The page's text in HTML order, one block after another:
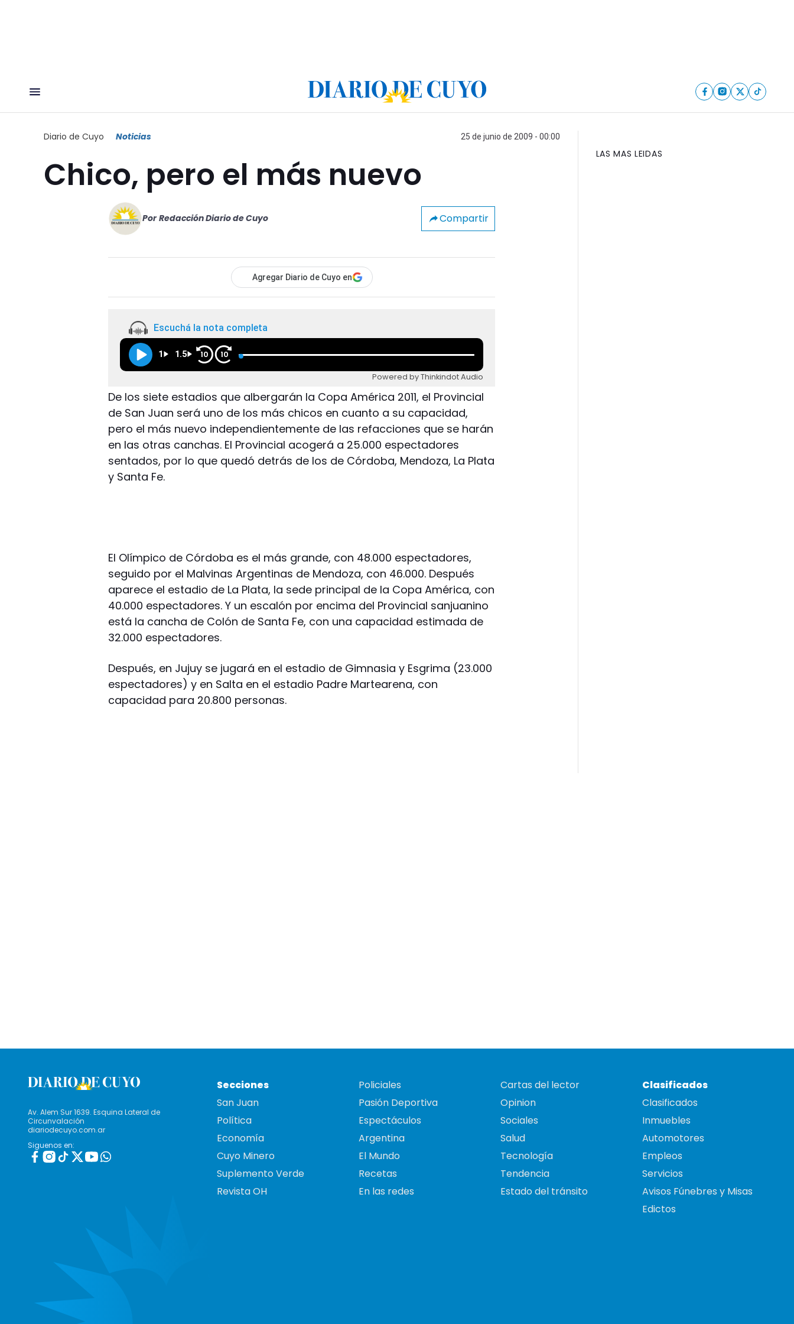
Diario de Cuyo Noticias 25 de junio de 2009 - 00:00
Chico, pero el más nuevo
Por Redacción Diario de Cuyo Compartir
Agregar Diario de Cuyo en
Escuchá la nota completa
1 1.5 10 10
Powered by Thinkindot Audio
De los siete estadios que albergarán la Copa América 2011, el Provincial
de San Juan será uno de los más chicos en cuanto a su capacidad,
pero el más nuevo independientemente de las refacciones que se harán
en las otras canchas. El Provincial acogerá a 25.000 espectadores
sentados, por lo que quedó detrás de los de Córdoba, Mendoza, La Plata
y Santa Fe.
El Olímpico de Córdoba es el más grande, con 48.000 espectadores,
seguido por el Malvinas Argentinas de Mendoza, con 46.000. Después
aparece el estadio de La Plata, la sede principal de la Copa América, con
40.000 espectadores. Y un escalón por encima del Provincial sanjuanino
está la cancha de Colón de Santa Fe, con una capacidad estimada de
32.000 espectadores.
Después, en Jujuy se jugará en el estadio de Gimnasia y Esgrima (23.000
espectadores) y en Salta en el estadio Padre Martearena, con
capacidad para 20.800 personas.
LAS MAS LEIDAS
Av. Alem Sur 1639. Esquina Lateral de
Circunvalación
diariodecuyo.com.ar
Siguenos en:
Secciones
San Juan
Política
Economía
Cuyo Minero
Suplemento Verde
Revista OH
Policiales
Pasión Deportiva
Espectáculos
Argentina
El Mundo
Recetas
En las redes
Cartas del lector
Opinion
Sociales
Salud
Tecnología
Tendencia
Estado del tránsito
Clasificados
Clasificados
Inmuebles
Automotores
Empleos
Servicios
Avisos Fúnebres y Misas
Edictos